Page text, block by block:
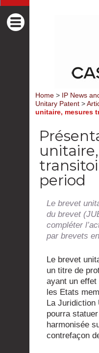
Home > IP News
Unitary Patent >
unitaire, mesures
period
Le brevet
du brevet
compléter
par brevets
Le brevet
un titre de
ayant un
les Etats
La Juridiction
pourra
harmonisée
contrefaçon